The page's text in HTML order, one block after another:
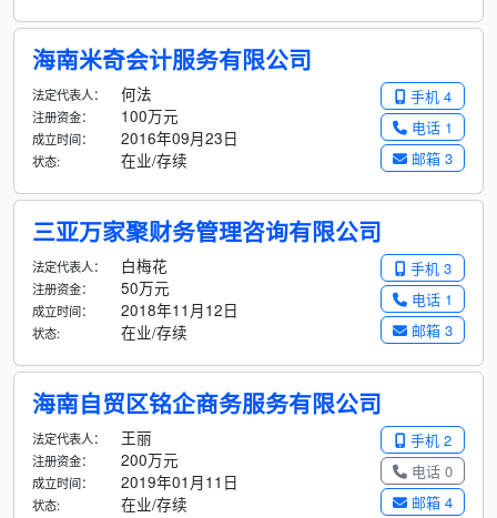
海南米奇会计服务有限公司
手机 4
电话 1
邮箱 3
法定代表人： 何法
注册资金： 100万元
成立时间： 2016年09月23日
状态: 在业/存续
三亚万家聚财务管理咨询有限公司
手机 3
电话 1
邮箱 3
法定代表人： 白梅花
注册资金： 50万元
成立时间： 2018年11月12日
状态: 在业/存续
海南自贸区铭企商务服务有限公司
手机 2
电话 0
邮箱 4
法定代表人： 王丽
注册资金： 200万元
成立时间： 2019年01月11日
状态: 在业/存续